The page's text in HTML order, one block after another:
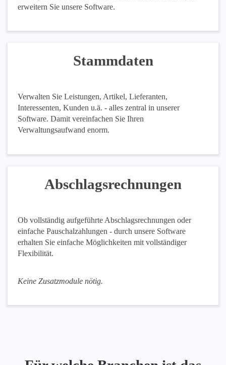
erweitern Sie unsere Software.
Stammdaten
Verwalten Sie Leistungen, Artikel, Lieferanten,
Interessenten, Kunden u.ä. - alles zentral in unserer
Software. Damit vereinfachen Sie Ihren
Verwaltungsaufwand enorm.
Abschlagsrechnungen
Ob vollständig aufgeführte Abschlagsrechnungen oder
einfache Pauschalzahlungen - durch unsere Software
erhalten Sie einfache Möglichkeiten mit vollständiger
Flexibilität.
Keine Zusatzmodule nötig.